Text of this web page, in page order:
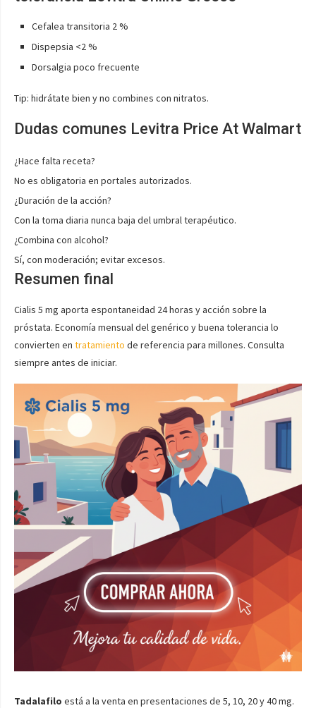
Cefalea transitoria 2 %
Dispepsia <2 %
Dorsalgia poco frecuente
Tip: hidrátate bien y no combines con nitratos.
Dudas comunes Levitra Price At Walmart
¿Hace falta receta?
No es obligatoria en portales autorizados.
¿Duración de la acción?
Con la toma diaria nunca baja del umbral terapéutico.
¿Combina con alcohol?
Sí, con moderación; evitar excesos.
Resumen final
Cialis 5 mg aporta espontaneidad 24 horas y acción sobre la
próstata. Economía mensual del genérico y buena tolerancia lo
convierten en tratamiento de referencia para millones. Consulta
siempre antes de iniciar.
Tadalafilo está a la venta en presentaciones de 5, 10, 20 y 40 mg.